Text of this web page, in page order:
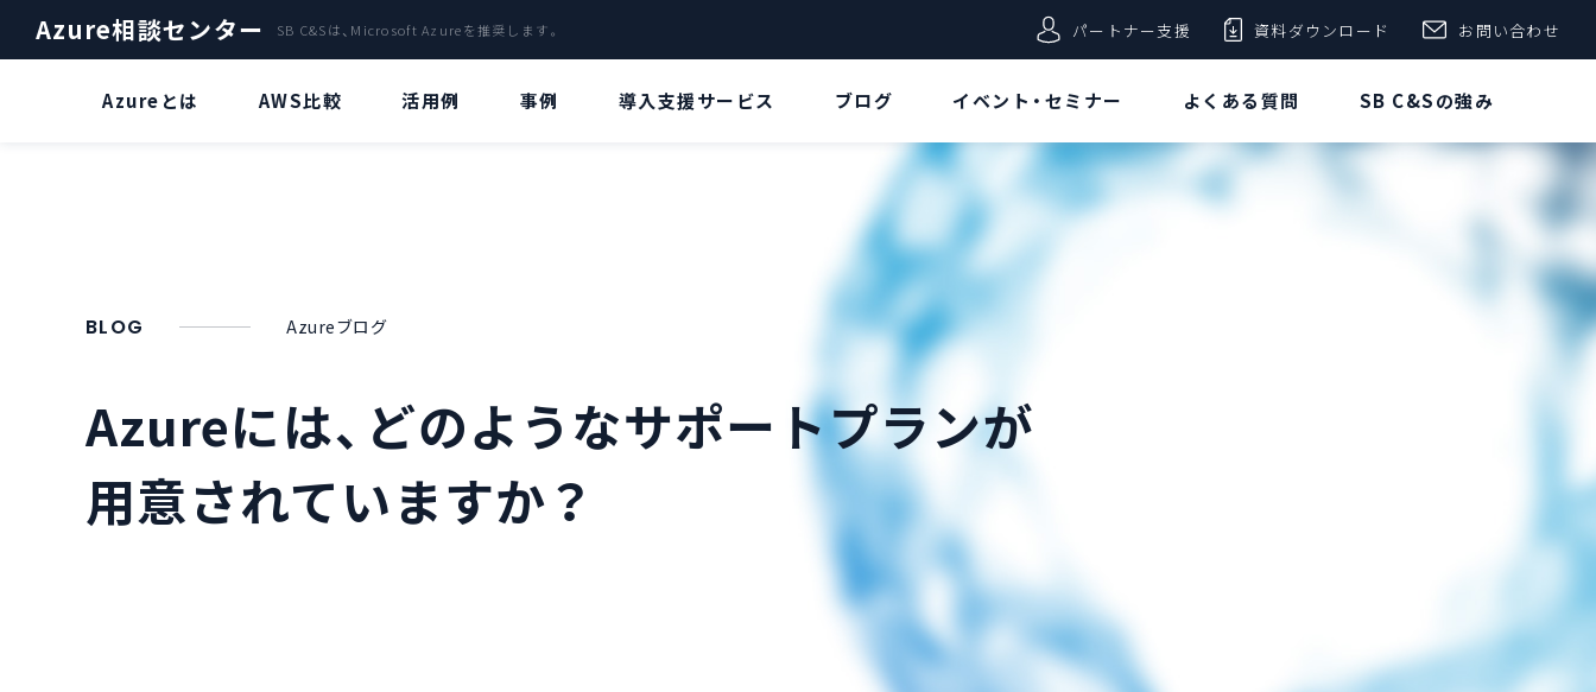
Azure相談センター SB C&Sは、Microsoft Azureを推奨します。 パートナー支援 資料ダウンロード お問い合わせ
Azureとは AWS比較 活用例
AI・IoT
AzureのVDIで環境構築
事例 導入支援サービス ブログ
“ChatGPT” とは？
Azure OpenAI Serviceリソースデ
編]
Desktopとは!?[構
築手順/接続方法
編]
リソースグループ
イベント・セミナー よくある質問 SB C&Sの強み
BLOG Azureブログ
Azureには、どのようなサポートプランが
用意されていますか？